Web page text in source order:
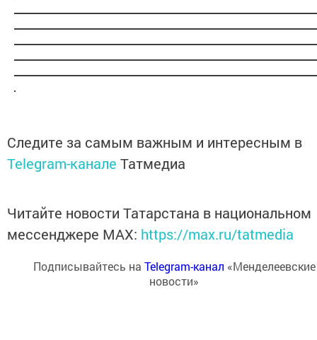
Следите за самым важным и интересным в
Telegram-канале Татмедиа
Читайте новости Татарстана в национальном
мессенджере MАХ: https://max.ru/tatmedia
Подписывайтесь на Telegram-канал «Менделеевские
новости»